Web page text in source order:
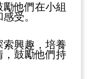
他們在小組
受。
興趣，培養
，鼓勵他們持